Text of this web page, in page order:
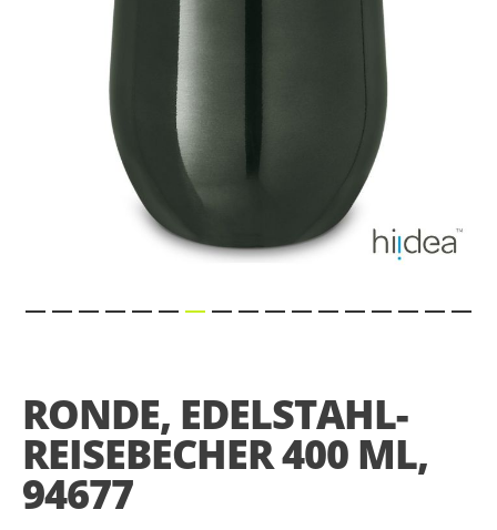
beginning
of
the
images
gallery
RONDE, EDELSTAHL-
REISEBECHER 400 ML,
94677